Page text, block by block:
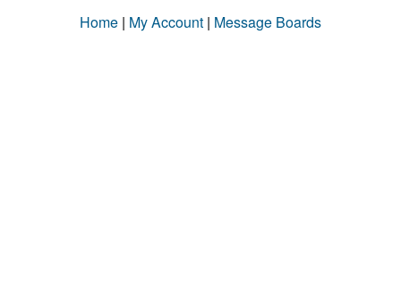
Home | My Account | Message Boards